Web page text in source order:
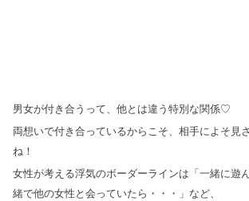
男女が付き合うって、他とは違う特別な関係♡
両想いで付き合っているからこそ、相手によそ見
ね！
女性が考える浮気のボーダーラインは「一緒に遊
緒で他の女性と会っていたら・・・」など、